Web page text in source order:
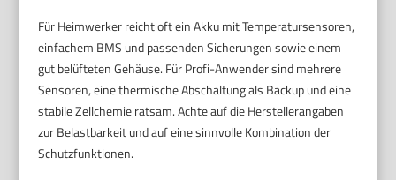
Für Heimwerker reicht oft ein Akku mit Temperatursensoren,
einfachem BMS und passenden Sicherungen sowie einem
gut belüfteten Gehäuse. Für Profi-Anwender sind mehrere
Sensoren, eine thermische Abschaltung als Backup und eine
stabile Zellchemie ratsam. Achte auf die Herstellerangaben
zur Belastbarkeit und auf eine sinnvolle Kombination der
Schutzfunktionen.